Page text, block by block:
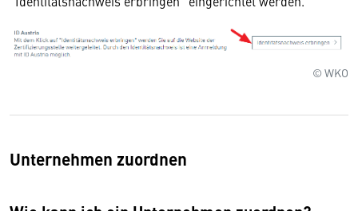
© WKO
Unternehmen zuordnen